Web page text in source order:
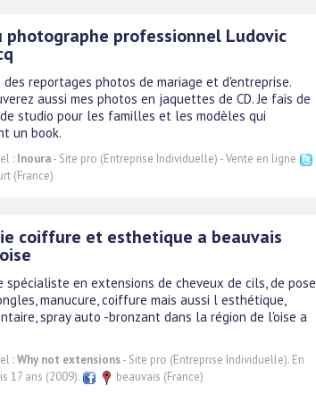
photographe professionnel Ludovic
des reportages photos de mariage et d'entreprise.
aussi mes photos en jaquettes de CD. Je fais de
studio pour les familles et les modèles qui
un book.
: Inoura- Site pro (Entreprise Individuelle) - Vente en ligne
(France)
coiffure et esthetique a beauvais
spécialiste en extensions de cheveux de cils, de pose
manucure, coiffure mais aussi l esthétique,
spray auto -bronzant dans la région de l'oise a
:Why not extensions- Site pro (Entreprise Individuelle). En
17 ans (2009).
beauvais (France)